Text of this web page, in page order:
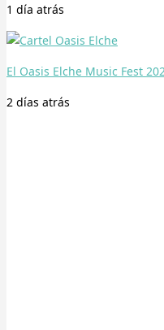
1 día atrás
El Oasis Elche Music Fest
2 días atrás